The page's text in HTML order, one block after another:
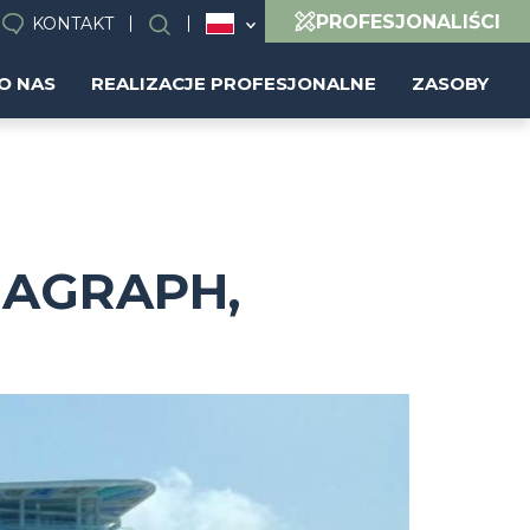
KONTAKT Wyszukiwanie PROFESJONALIŚCI
NAS REALIZACJE PROFESJONALNE ZASOBY